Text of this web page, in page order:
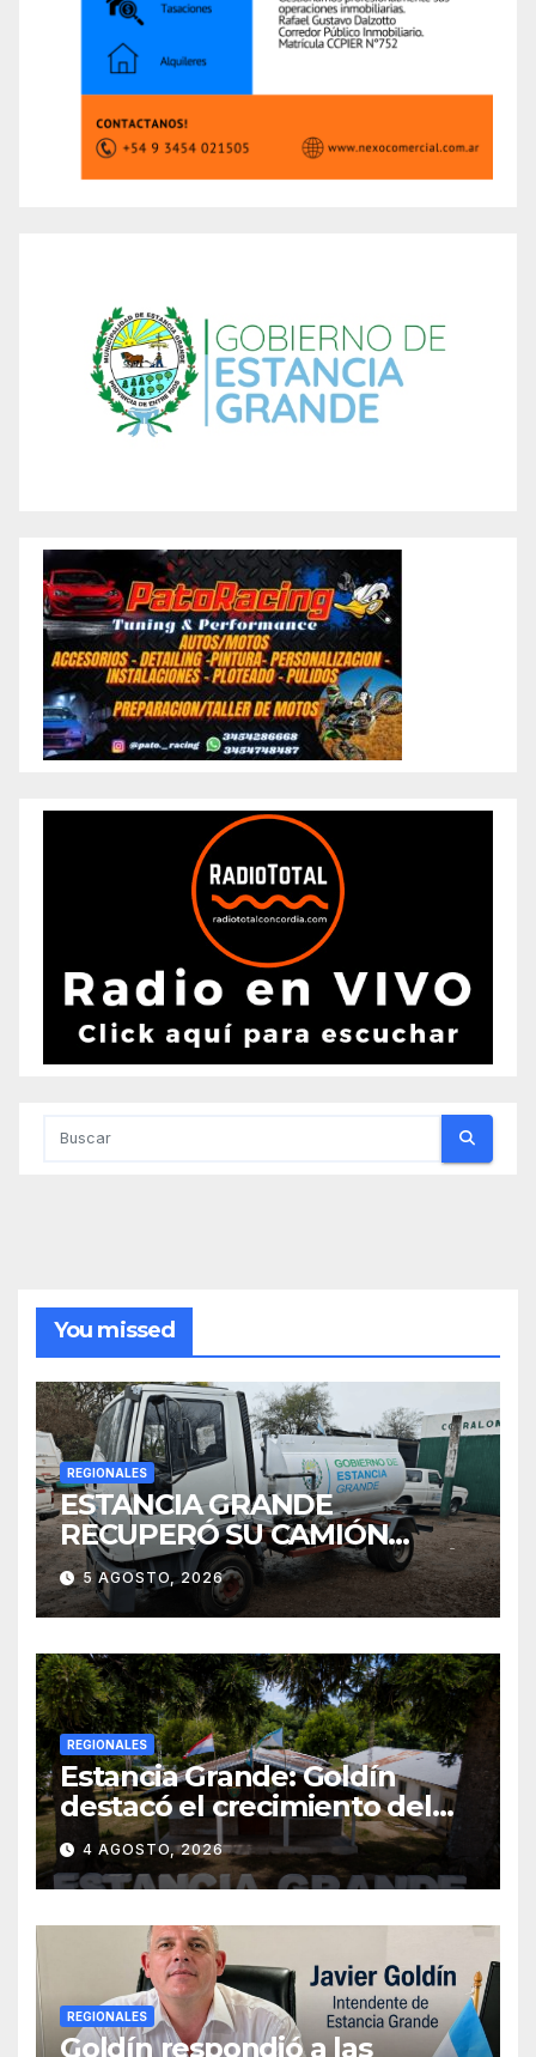
You missed
REGIONALES
ESTANCIA GRANDE
RECUPERÓ SU CAMIÓN
ATMOSFÉRICO Y MEJORARÁ
EL SERVICIO DE
SANEAMIENTO PARA LOS
VECINOS
5 AGOSTO, 2026
REGIONALES
Estancia Grande: Goldín
destacó el crecimiento del
municipio, anunció nuevas
obras y defendió su gestión
frente a las críticas
4 AGOSTO, 2026
REGIONALES
Goldín respondió a las